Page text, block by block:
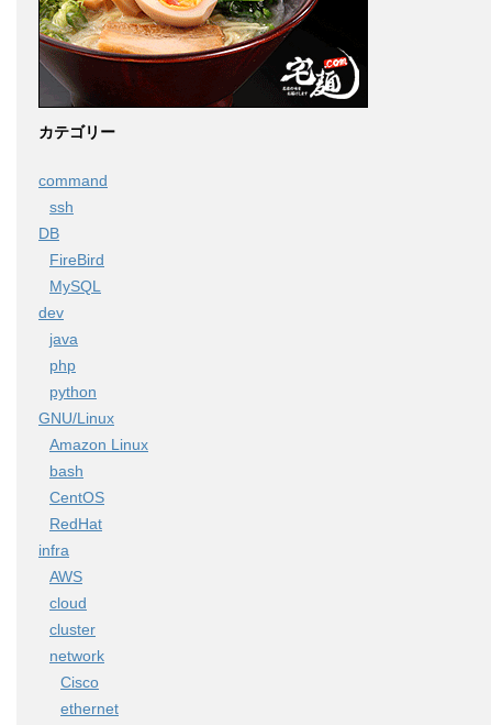
カテゴリー
command
ssh
DB
FireBird
MySQL
dev
java
php
python
GNU/Linux
Amazon Linux
bash
CentOS
RedHat
infra
AWS
cloud
cluster
network
Cisco
ethernet